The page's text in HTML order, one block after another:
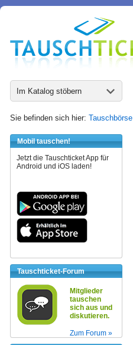
Im Katalog stöbern
Sie befinden sich hier: Tauschbörse
Mobil tauschen!
Jetzt die Tauschticket App für
Android und iOS laden!
Tauschticket-Forum
Mitglieder
tauschen
sich aus und
diskutieren.
Zum Forum »